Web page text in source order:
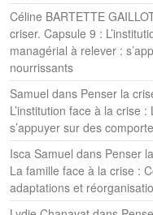
Céline BARTETTE
criser. Capsule 9 :
managérial à relever :
nourrissants
Samuel dans Penser la
L’institution face à la crise
s’appuyer sur des
Isca Samuel dans Penser
La famille face à la crise :
adaptations et